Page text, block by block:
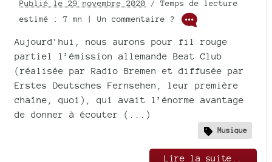
Publié le 29 novembre 2020 / Temps de lecture
estimé : 7 mn | Un commentaire ?
Aujourd’hui, nous aurons pour fil rouge
partiel l’émission allemande Beat Club
(réalisée par Radio Bremen et diffusée par
Erstes Deutsches Fernsehen, leur première
chaîne, quoi), qui avait l’énorme avantage
de donner à écouter (...)
Musique
Lire la suite..